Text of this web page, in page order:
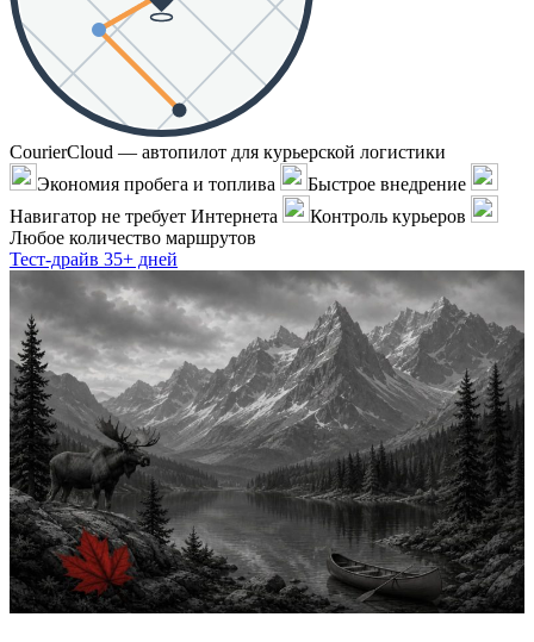
CourierCloud — автопилот для курьерской логистики
Экономия пробега и топлива
Быстрое внедрение
Навигатор не требует Интернета
Контроль курьеров
Любое количество маршрутов
Тест-драйв 35+ дней